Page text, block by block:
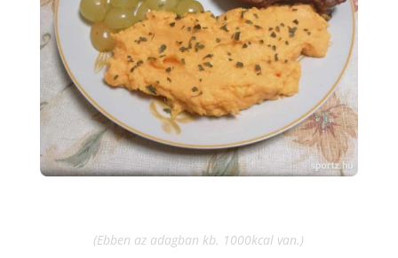
(Ebben az adagban kb. 1000kcal van.)